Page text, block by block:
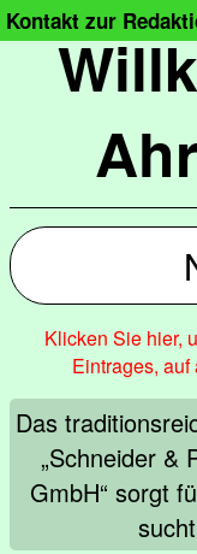
Kontakt zur
Klicken Sie hier,
Eintrages,
Das
„Schneider &
GmbH“ sorgt